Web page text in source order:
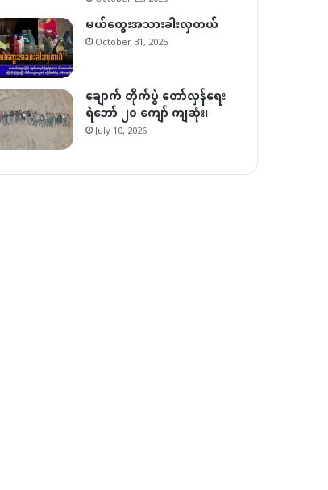
မယ်ထွေးအသားခါးလှတယ်
October 31, 2025
ချောက် တိုက်ပွဲ တော်လှန်ရေး
ရဲဘော် ၂၀ ကျော် ကျဆုံး၊
July 10, 2026